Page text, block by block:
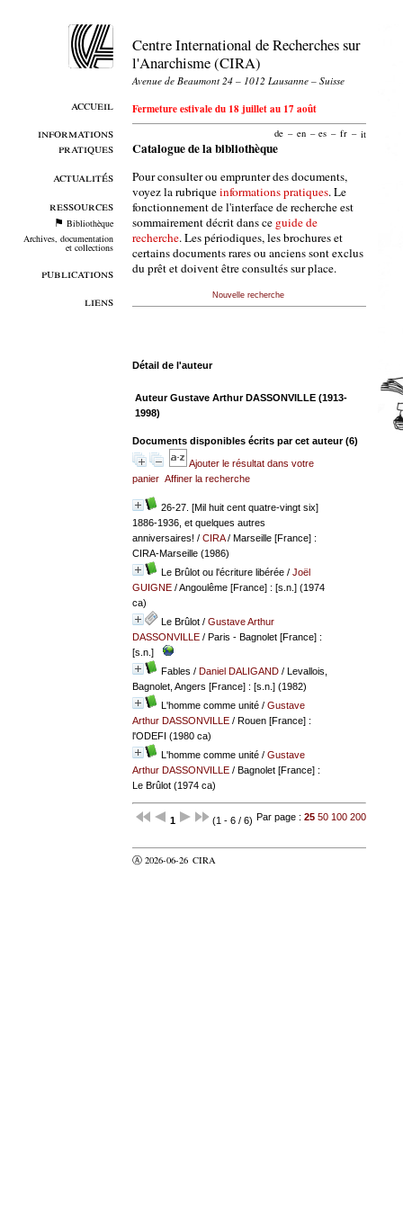
accueil
informations
pratiques
actualités
ressources
Bibliothèque
Archives, documentation
et collections
publications
liens
Centre International de Recherches sur
l'Anarchisme (CIRA)
Avenue de Beaumont 24 – 1012 Lausanne – Suisse
Fermeture estivale du 18 juillet au 17 août
de – en – es – fr – it
Catalogue de la bibliothèque
Pour consulter ou emprunter des documents,
voyez la rubriqueinformations pratiques. Le
fonctionnement de l'interface de recherche est
sommairement décrit dans ce guide de
recherche. Les périodiques, les brochures et
certains documents rares ou anciens sont exclus
du prêt et doivent être consultés sur place.
Nouvelle recherche
Détail de l'auteur
Auteur Gustave Arthur DASSONVILLE (1913-
1998)
Documents disponibles écrits par cet auteur (6)
Ajouter le résultat dans votre
panier Affiner la recherche
26-27. [Mil huit cent quatre-vingt six]
1886-1936, et quelques autres
anniversaires! / CIRA/ Marseille [France] :
CIRA-Marseille (1986)
Le Brûlot ou l'écriture libérée/ Joël
GUIGNE/ Angoulême [France] : [s.n.] (1974
ca)
Le Brûlot/ Gustave Arthur
DASSONVILLE/ Paris - Bagnolet [France] :
[s.n.]
Fables / Daniel DALIGAND/ Levallois,
Bagnolet, Angers [France] : [s.n.] (1982)
L'homme comme unité/ Gustave
Arthur DASSONVILLE/ Rouen [France] :
l'ODEFI (1980 ca)
L'homme comme unité/ Gustave
Arthur DASSONVILLE/ Bagnolet [France] :
Le Brûlot (1974 ca)
1 (1 - 6 / 6) Par page : 25 50 100 200
Ⓐ 2026-06-26 CIRA